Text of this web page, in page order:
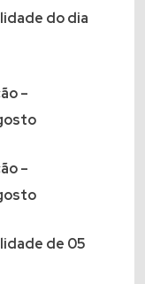
do dia
–
–
de 05